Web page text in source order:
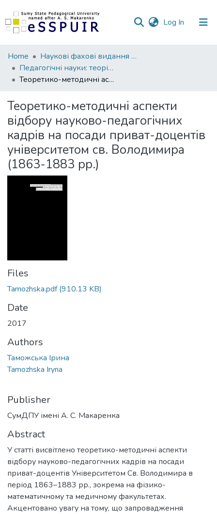
Log In (current)
Communities
&
Collections
Statistics
Home
Наукові фахові видання СумДПУ
Педагогічні науки: теорія, історія, інноваційні технології
Теоретико-методичні аспекти відбору науково-педагогічних кадрів на посади приват-доцентів університетом св. Володимира (1863-1883 рр.)
Теоретико-методичні аспекти
відбору науково-педагогічних
кадрів на посади приват-доцентів
університетом св. Володимира
(1863-1883 рр.)
Files
Tamozhska.pdf(910.13 KB)
Date
2017
Authors
Таможська Ірина
Tamozhska Iryna
Publisher
СумДПУ імені А. С. Макаренка
Abstract
У статті висвітлено теоретико-методичні аспекти
відбору науково-педагогічних кадрів на посади
приват-доцентів Університетом Св. Володимира в
період 1863–1883 рр., зокрема на фізико-
математичному та медичному факультетах.
Акцентовано увагу на тому, що запровадження